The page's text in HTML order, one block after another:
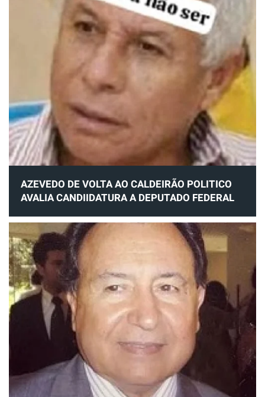
AZEVEDO DE VOLTA AO CALDEIRÃO POLITICO
AVALIA CANDIIDATURA A DEPUTADO FEDERAL